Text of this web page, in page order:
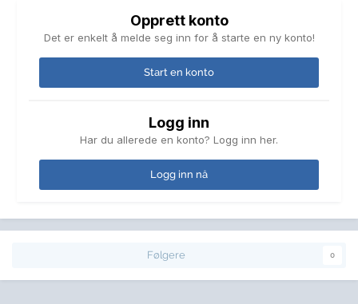
Opprett konto
Det er enkelt å melde seg inn for å starte en ny konto!
Start en konto
Logg inn
Har du allerede en konto? Logg inn her.
Logg inn nå
Følgere 0